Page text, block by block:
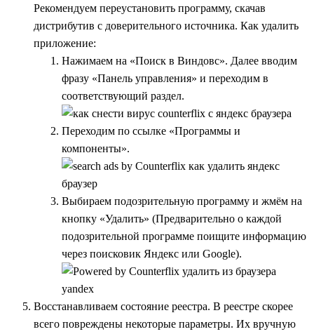
Рекомендуем переустановить программу, скачав
дистрибутив с доверительного источника. Как удалить
приложение:
Нажимаем на «Поиск в Виндовс». Далее вводим
фразу «Панель управления» и переходим в
соответствующий раздел.
Переходим по ссылке «Программы и
компоненты».
Выбираем подозрительную программу и жмём на
кнопку «Удалить» (Предварительно о каждой
подозрительной программе поищите информацию
через поисковик Яндекс или Google).
Восстанавливаем состояние реестра. В реестре скорее
всего повреждены некоторые параметры. Их вручную